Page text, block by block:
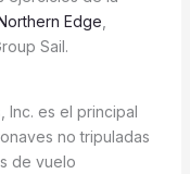
Edge
Sail.
Inc. es el principal
no tripuladas
de vuelo